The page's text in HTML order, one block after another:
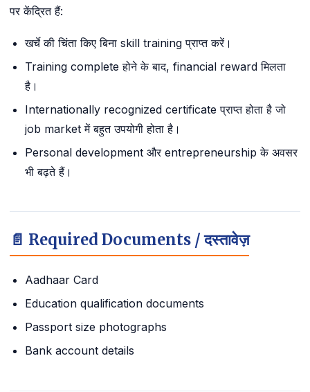
पर केंद्रित हैं:
खर्चे की चिंता किए बिना skill training प्राप्त करें।
Training complete होने के बाद, financial reward मिलता
है।
Internationally recognized certificate प्राप्त होता है जो
job market में बहुत उपयोगी होता है।
Personal development और entrepreneurship के अवसर
भी बढ़ते हैं।
📄 Required Documents / दस्तावेज़
Aadhaar Card
Education qualification documents
Passport size photographs
Bank account details